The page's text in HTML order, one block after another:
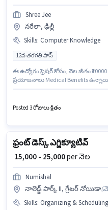
Shree Jee
నరేలా, ఢిల్లీ
Skills: Computer Knowledge
12వ తరగతి పాస్
ఈ ఉద్యోగం ఫ్రెషర్ కోసం, నెల జీతం
ప్రయోజనాలు Medical Benefits
అందుబాటులో ఉంది.
Posted 3 రోజులు క్రితం
ఫ్రంట్ డెస్క్ ఎగ్జిక్యూటివ్
₹ 15,000 - 25,000per నెల
Numishal
నాలెడ్జ్ పార్క్ II, గ్రేటర్ నోయిడా(
Skills: Organizing & Scheduling, Customer